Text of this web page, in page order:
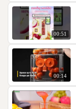
00:51
00:14